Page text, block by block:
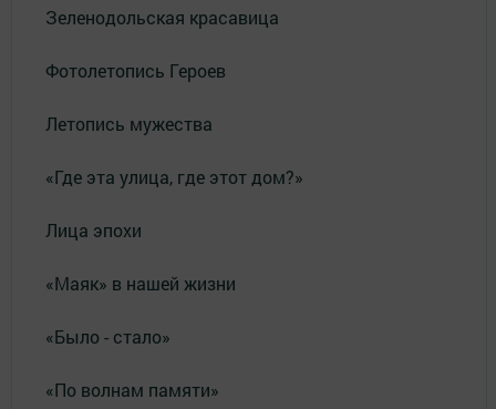
Зеленодольская красавица
Фотолетопись Героев
Летопись мужества
«Где эта улица, где этот дом?»
Лица эпохи
«Маяк» в нашей жизни
«Было - стало»
«По волнам памяти»